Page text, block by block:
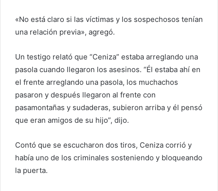
«No está claro si las víctimas y los sospechosos tenían
una relación previa», agregó.
Un testigo relató que “Ceniza” estaba arreglando una
pasola cuando llegaron los asesinos. “Él estaba ahí en
el frente arreglando una pasola, los muchachos
pasaron y después llegaron al frente con
pasamontañas y sudaderas, subieron arriba y él pensó
que eran amigos de su hijo”, dijo.
Contó que se escucharon dos tiros, Ceniza corrió y
había uno de los criminales sosteniendo y bloqueando
la puerta.